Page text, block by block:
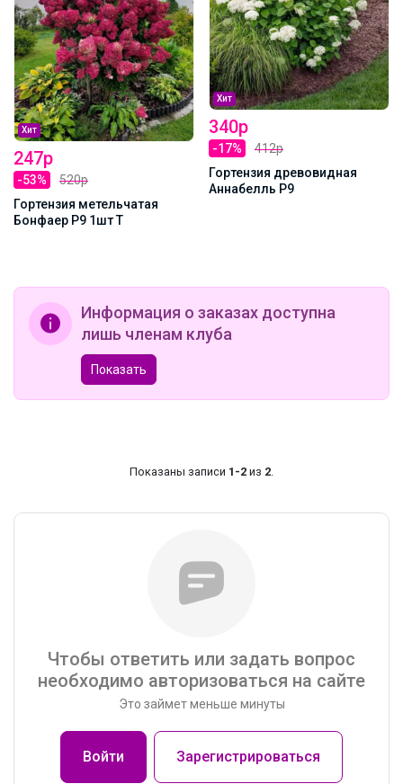
Хит
247р
-53%
520р
Гортензия метельчатая
Бонфаер Р9 1шт Т
Хит
340р
-17%
412р
Гортензия древовидная
Аннабелль Р9
Информация о заказах доступна
лишь членам клуба
Показать
Показаны записи 1-2 из 2.
Чтобы ответить или задать вопрос
необходимо авторизоваться на сайте
Это займет меньше минуты
Войти Зарегистрироваться